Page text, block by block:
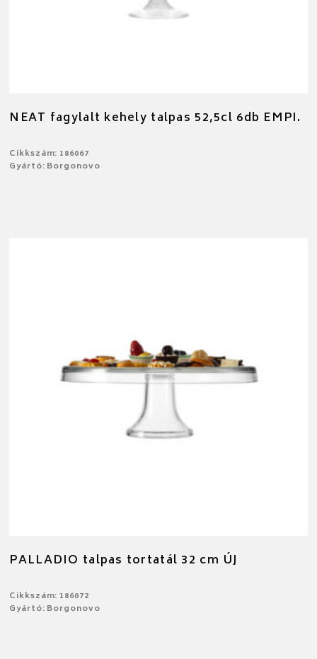
NEAT fagylalt kehely talpas 52,5cl 6db EMPI.
Cikkszám: 186067
Gyártó: Borgonovo
PALLADIO talpas tortatál 32 cm ÚJ
Cikkszám: 186072
Gyártó: Borgonovo